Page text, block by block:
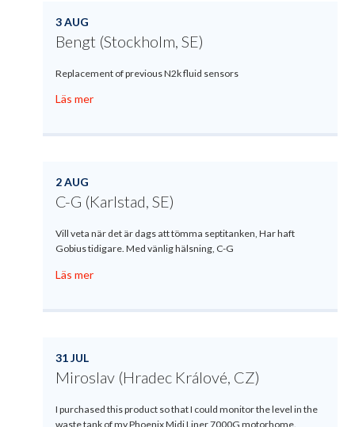
3 AUG
Bengt (Stockholm, SE)
Replacement of previous N2k fluid sensors
Läs mer
2 AUG
C-G (Karlstad, SE)
Vill veta när det är dags att tömma septitanken, Har haft
Gobius tidigare. Med vänlig hälsning, C-G
Läs mer
31 JUL
Miroslav (Hradec Králové, CZ)
I purchased this product so that I could monitor the level in the
waste tank of my Phoenix Midi Liner 7000G motorhome.